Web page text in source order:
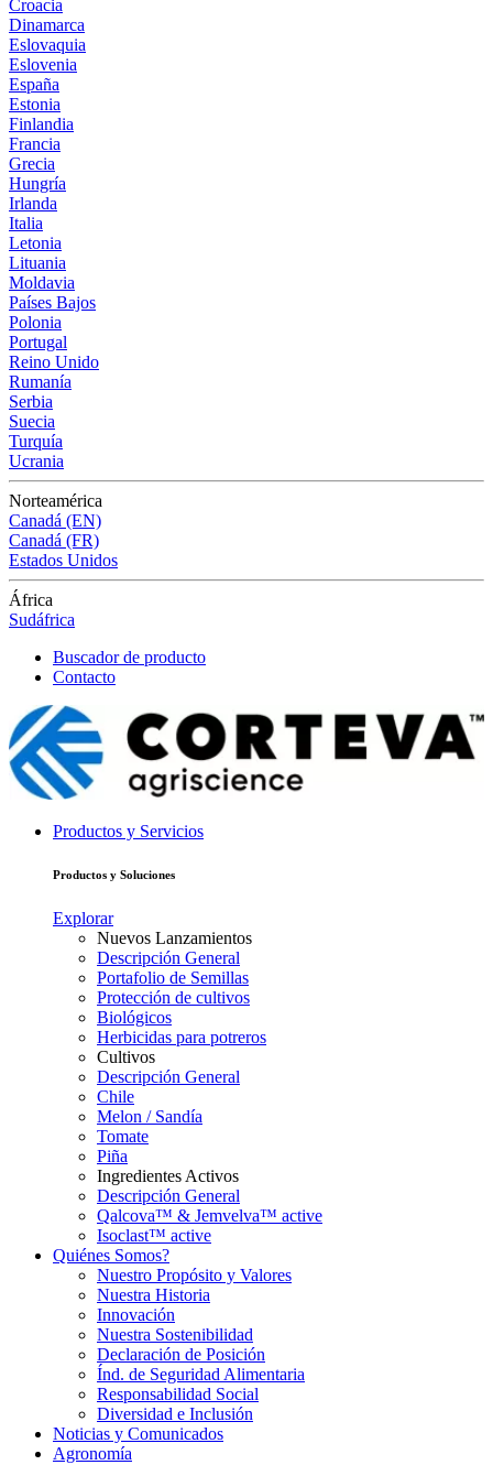
Croacia
Dinamarca
Eslovaquia
Eslovenia
España
Estonia
Finlandia
Francia
Grecia
Hungría
Irlanda
Italia
Letonia
Lituania
Moldavia
Países Bajos
Polonia
Portugal
Reino Unido
Rumanía
Serbia
Suecia
Turquía
Ucrania
Norteamérica
Canadá (EN)
Canadá (FR)
Estados Unidos
África
Sudáfrica
Buscador de producto
Contacto
Productos y Servicios
Productos y Soluciones
Explorar
Nuevos Lanzamientos
Descripción General
Portafolio de Semillas
Protección de cultivos
Biológicos
Herbicidas para potreros
Cultivos
Descripción General
Chile
Melon / Sandía
Tomate
Piña
Ingredientes Activos
Descripción General
Qalcova™ & Jemvelva™ active
Isoclast™ active
Quiénes Somos?
Nuestro Propósito y Valores
Nuestra Historia
Innovación
Nuestra Sostenibilidad
Declaración de Posición
Índ. de Seguridad Alimentaria
Responsabilidad Social
Diversidad e Inclusión
Noticias y Comunicados
Agronomía